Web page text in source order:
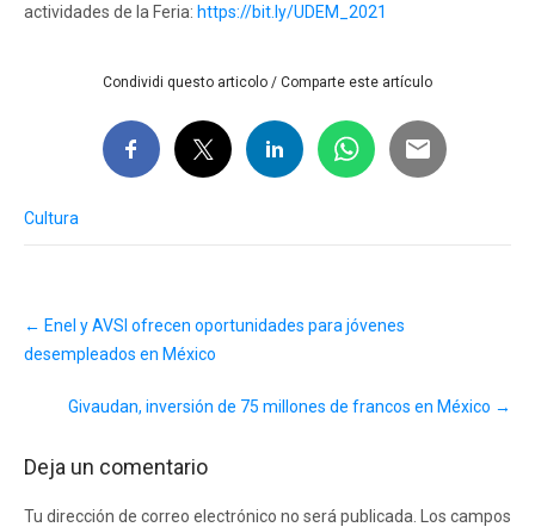
actividades de la Feria: https://bit.ly/UDEM_2021
Condividi questo articolo / Comparte este artículo
Cultura
navigation
← Enel y AVSI ofrecen oportunidades para jóvenes
desempleados en México
Givaudan, inversión de 75 millones de francos en México →
Deja un comentario
Tu dirección de correo electrónico no será publicada.
Los campos